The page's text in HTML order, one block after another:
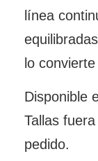
línea
lo
Disponible
Tallas
pedido.